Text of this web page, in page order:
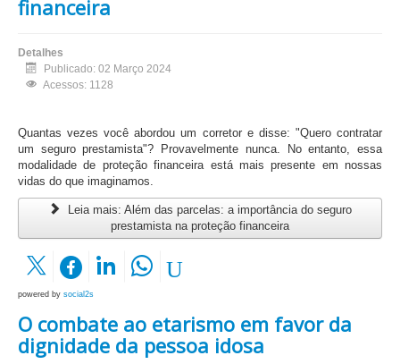
financeira
Detalhes
Publicado: 02 Março 2024
Acessos: 1128
Quantas vezes você abordou um corretor e disse: "Quero contratar
um seguro prestamista"? Provavelmente nunca. No entanto, essa
modalidade de proteção financeira está mais presente em nossas
vidas do que imaginamos.
Leia mais: Além das parcelas: a importância do seguro
prestamista na proteção financeira
powered by social2s
O combate ao etarismo em favor da
dignidade da pessoa idosa